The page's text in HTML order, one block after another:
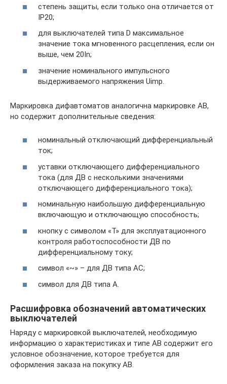
степень защиты, если только она отличается от
IP20;
для выключателей типа D максимальное
значение тока мгновенного расцепления, если он
выше, чем 20In;
значение номинального импульсного
выдерживаемого напряжения Uimp.
Маркировка дифавтоматов аналогична маркировке АВ,
но содержит дополнительные сведения:
номинальный отключающий дифференциальный
ток;
уставки отключающего дифференциального
тока (для ДВ с несколькими значениями
отключающего дифференциального тока);
номинальную наибольшую дифференциальную
включающую и отключающую способность;
кнопку с символом «Т» для эксплуатационного
контроля работоспособности ДВ по
дифференциальному току;
символ «~» – для ДВ типа АС;
символ для ДВ типа А.
Расшифровка обозначений автоматических
выключателей
Наряду с маркировкой выключателей, необходимую
информацию о характеристиках и типе АВ содержит его
условное обозначение, которое требуется для
оформления заказа на покупку АВ.